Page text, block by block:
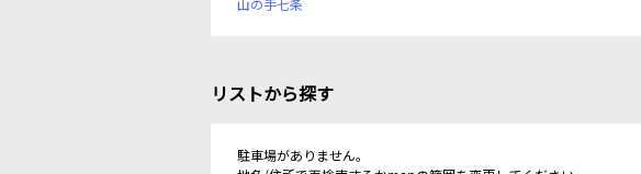
山の手七条
リストから探す
駐車場がありません。